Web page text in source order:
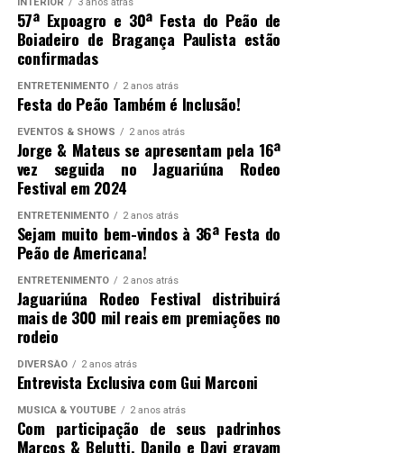
57ª Expoagro e 30ª Festa do Peão de
Boiadeiro de Bragança Paulista estão
confirmadas
ENTRETENIMENTO 2 anos atrás
Festa do Peão Também é Inclusão!
EVENTOS & SHOWS 2 anos atrás
Jorge & Mateus se apresentam pela 16ª
vez seguida no Jaguariúna Rodeo
Festival em 2024
ENTRETENIMENTO 2 anos atrás
Sejam muito bem-vindos à 36ª Festa do
Peão de Americana!
ENTRETENIMENTO 2 anos atrás
Jaguariúna Rodeo Festival distribuirá
mais de 300 mil reais em premiações no
rodeio
DIVERSÃO 2 anos atrás
Entrevista Exclusiva com Gui Marconi
MUSICA & YOUTUBE 2 anos atrás
Com participação de seus padrinhos
Marcos & Belutti, Danilo e Davi gravam